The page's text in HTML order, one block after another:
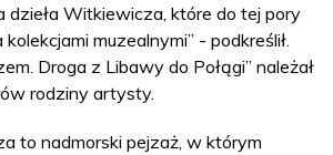
dzieła Witkiewicza, które do tej pory
muzealnymi” - podkreślił.
Droga z Libawy do Połągi” należał
rodziny artysty.
to nadmorski pejzaż, w którym